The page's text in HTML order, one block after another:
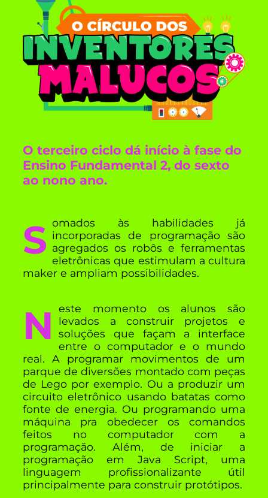
O terceiro ciclo dá início à fase do
Ensino Fundamental 2, do sexto
ao nono ano.
Somados às habilidades já incorporadas de programação são
agregados os robôs e ferramentas
eletrônicas que estimulam a cultura
maker e ampliam possibilidades.
Neste momento os alunos são
levados a construir projetos e
soluções que façam a interface
entre o computador e o mundo
real. A programar movimentos de um
parque de diversões montado com peças
de Lego por exemplo. Ou a produzir um
circuito eletrônico usando batatas como
fonte de energia. Ou programando uma
máquina pra obedecer os comandos
feitos no computador com a
programação. Além, de iniciar a
programação em Java Script, uma
linguagem profissionalizante útil
principalmente para construir protótipos.